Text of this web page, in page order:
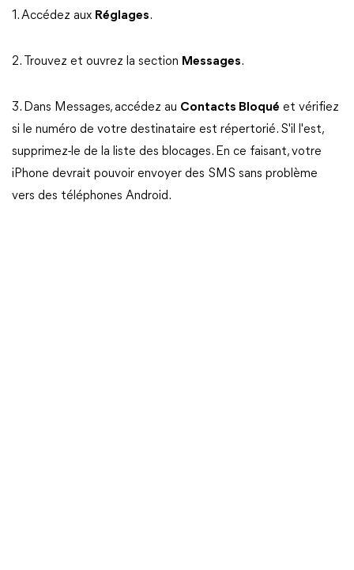
1. Accédez aux Réglages.
2. Trouvez et ouvrez la section Messages.
3. Dans Messages, accédez au Contacts Bloqué et vérifiez
si le numéro de votre destinataire est répertorié. S'il l'est,
supprimez-le de la liste des blocages. En ce faisant, votre
iPhone devrait pouvoir envoyer des SMS sans problème
vers des téléphones Android.